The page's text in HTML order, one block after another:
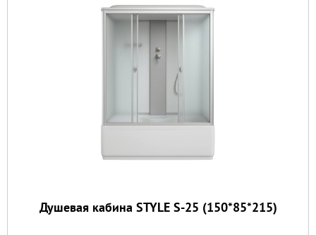
Душевая кабина STYLE S-25 (150*85*215)